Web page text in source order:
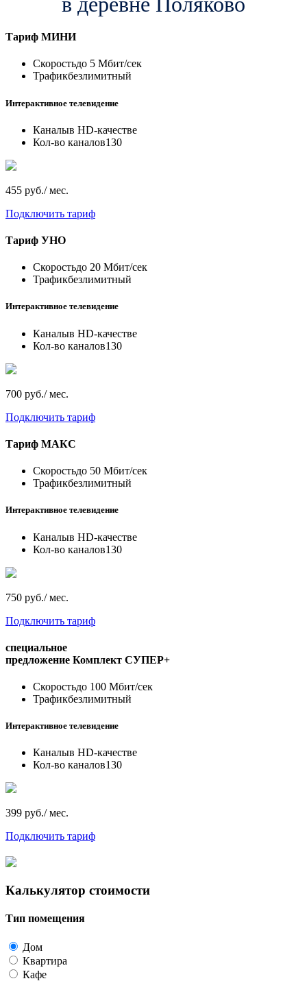
Тариф МИНИ
Скоростьдо 5 Мбит/сек
Трафикбезлимитный
Интерактивное телевидение
Каналыв HD-качестве
Кол-во каналов130
455 руб./ мес.
Подключить тариф
Тариф УНО
Скоростьдо 20 Мбит/сек
Трафикбезлимитный
Интерактивное телевидение
Каналыв HD-качестве
Кол-во каналов130
700 руб./ мес.
Подключить тариф
Тариф МАКС
Скоростьдо 50 Мбит/сек
Трафикбезлимитный
Интерактивное телевидение
Каналыв HD-качестве
Кол-во каналов130
750 руб./ мес.
Подключить тариф
специальное
предложение Комплект СУПЕР+
Скоростьдо 100 Мбит/сек
Трафикбезлимитный
Интерактивное телевидение
Каналыв HD-качестве
Кол-во каналов130
399 руб./ мес.
Подключить тариф
Калькулятор стоимости
Тип помещения
Дом
Квартира
Кафе